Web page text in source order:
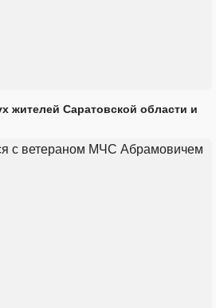
жителей Саратовской области и